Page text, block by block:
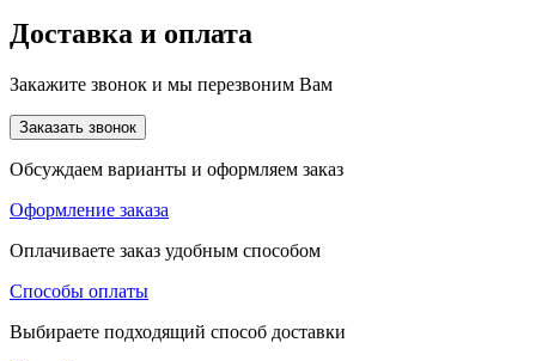
Доставка и оплата
Закажите звонок и мы перезвоним Вам
Заказать звонок
Обсуждаем варианты и оформляем заказ
Оформление заказа
Оплачиваете заказ удобным способом
Способы оплаты
Выбираете подходящий способ доставки